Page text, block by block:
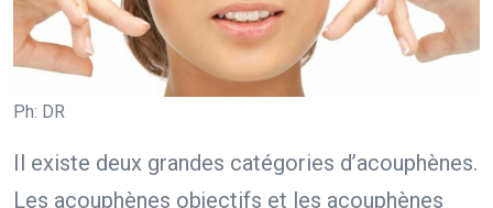
Ph: DR
Il existe deux grandes catégories d’acouphènes.
Les acouphènes objectifs et les acouphènes